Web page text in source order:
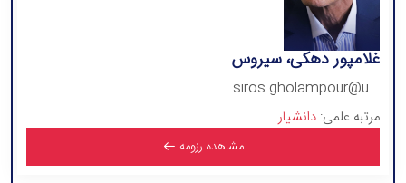
غلامپور دهکی، سیروس
siros.gholampour@u...
مرتبه علمی: دانشیار
مشاهده رزومه